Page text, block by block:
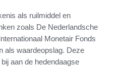
als ruilmiddel en
zoals De Nederlandsche
Monetair Fonds
als waardeopslag. Deze
aan de hedendaagse